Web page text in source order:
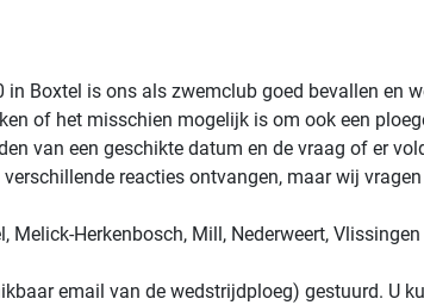
Boxtel is ons als zwemclub goed bevallen en
of het misschien mogelijk is om ook een
van een geschikte datum en de vraag of er
reacties ontvangen, maar wij
Herkenbosch, Mill, Nederweert, Vlissingen
email van de wedstrijdploeg) gestuurd. U